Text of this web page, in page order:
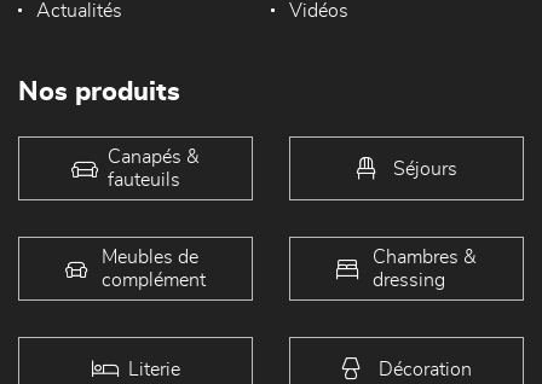
Actualités Vidéos
Nos produits
Canapés &
fauteuils
Séjours
Meubles de
complément
Chambres &
dressing
Literie Décoration